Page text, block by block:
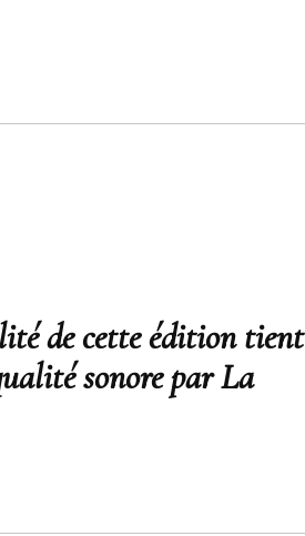
de cette édition tient
sonore par La